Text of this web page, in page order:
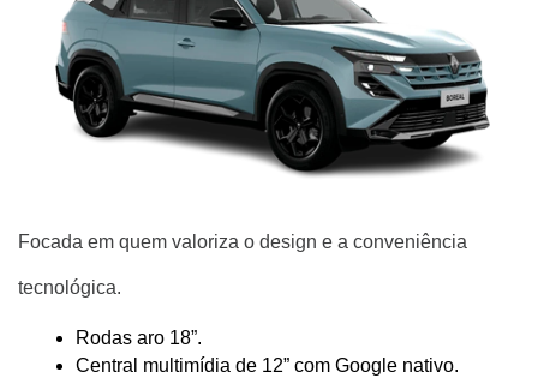
Focada em quem valoriza o design e a conveniência
tecnológica.
Rodas aro 18”.
Central multimídia de 12” com Google nativo.